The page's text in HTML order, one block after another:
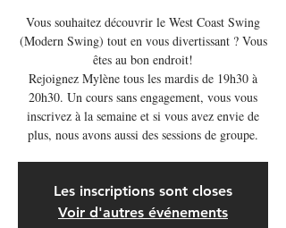
Vous souhaitez découvrir le West Coast Swing
(Modern Swing) tout en vous divertissant ? Vous
êtes au bon endroit!
Rejoignez Mylène tous les mardis de 19h30 à
20h30. Un cours sans engagement, vous vous
inscrivez à la semaine et si vous avez envie de
plus, nous avons aussi des sessions de groupe.
Les inscriptions sont closes
Voir d'autres événements